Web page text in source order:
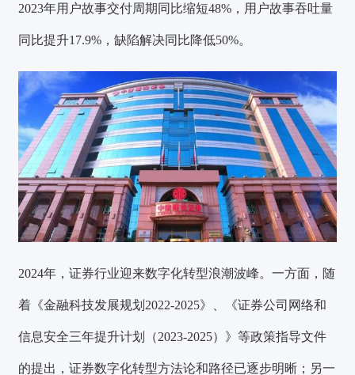
2023年用户故事交付周期同比缩短48%，用户故事吞吐量
同比提升17.9%，缺陷解决同比降低50%。
2024年，证券行业迎来数字化转型浪潮波峰。一方面，随
着《金融科技发展规划2022-2025》、《证券公司网络和
信息安全三年提升计划（2023-2025）》等政策指导文件
的提出，证券数字化转型方法论和路径已逐步明晰；另一